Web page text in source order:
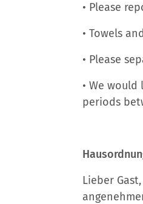
• Please
• Towels
• Please
• We
periods
Lieber